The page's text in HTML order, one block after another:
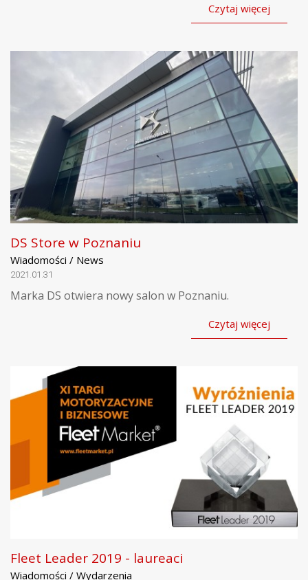
Czytaj więcej
DS Store w Poznaniu
Wiadomości / News
2021.01.31
Marka DS otwiera nowy salon w Poznaniu.
Czytaj więcej
Fleet Leader 2019 - laureaci
Wiadomości / Wydarzenia